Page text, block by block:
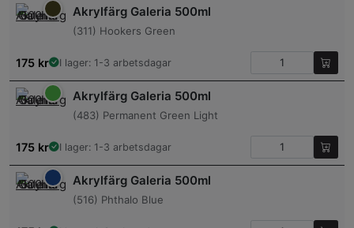
Akrylfärg Galeria 500ml
(311) Hookers Green
175 kr I lager: 1-3 arbetsdagar
Akrylfärg Galeria 500ml
(483) Permanent Green Light
175 kr I lager: 1-3 arbetsdagar
Akrylfärg Galeria 500ml
(516) Phthalo Blue